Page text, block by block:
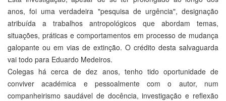
anos, foi uma verdadeira "pesquisa de urgência", designação
atribuída a trabalhos antropológicos que abordam temas,
situações, práticas e comportamentos em processo de mudança
galopante ou em vias de extinção. O crédito desta salvaguarda
vai todo para Eduardo Medeiros.
Colegas há cerca de dez anos, tenho tido oportunidade de
conviver académica e pessoalmente com o autor, num
companheirismo saudável de docência, investigação e reflexão